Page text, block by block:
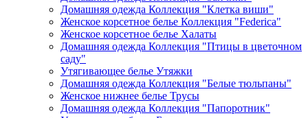
Домашняя одежда Коллекция "Клетка виши"
Женское корсетное белье Коллекция "Federica"
Женское корсетное белье Халаты
Домашняя одежда Коллекция "Птицы в цветочном
саду"
Утягивающее белье Утяжки
Домашняя одежда Коллекция "Белые тюльпаны"
Женское нижнее белье Трусы
Домашняя одежда Коллекция "Папоротник"